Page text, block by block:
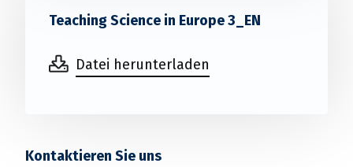
Teaching Science in Europe 3_EN
Datei herunterladen
Kontaktieren Sie uns